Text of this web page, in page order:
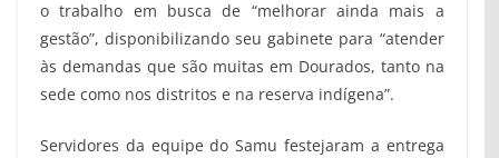
o trabalho em busca de “melhorar ainda mais a
gestão”, disponibilizando seu gabinete para “atender
às demandas que são muitas em Dourados, tanto na
sede como nos distritos e na reserva indígena”.
Servidores da equipe do Samu festejaram a entrega